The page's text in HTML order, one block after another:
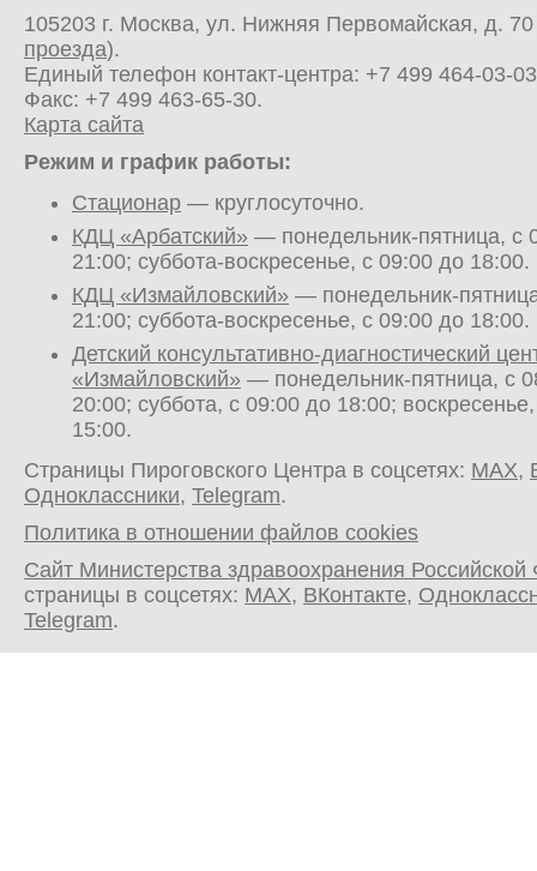
105203 г. Москва, ул. Нижняя Первомайская, д.
проезда).
Единый телефон контакт-центра: +7 499 464-03-03
Факс: +7 499 463-65-30.
Карта сайта
Режим и график работы:
Стационар — круглосуточно.
КДЦ «Арбатский» — понедельник-пятница, с
21:00; суббота-воскресенье, с 09:00 до 18:00.
КДЦ «Измайловский» — понедельник-
21:00; суббота-воскресенье, с 09:00 до 18:00.
Детский консультативно-диагностический
«Измайловский» — понедельник-пятница, с
20:00; суббота, с 09:00 до 18:00;
15:00.
Страницы Пироговского Центра в соцсетях: MAX,
Одноклассники, Telegram.
Политика в отношении файлов cookies
Сайт Министерства здравоохранения
страницы в соцсетях: MAX, ВКонтакте,
Telegram.